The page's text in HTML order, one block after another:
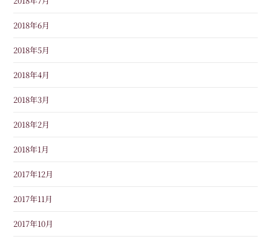
2018年6月
2018年5月
2018年4月
2018年3月
2018年2月
2018年1月
2017年12月
2017年11月
2017年10月